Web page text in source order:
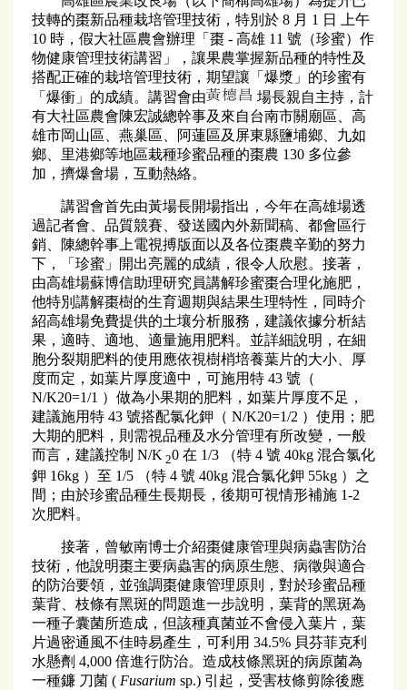
技轉的棗新品種栽培管理技術，特別於 8 月 1 日 上午
10 時，假大社區農會辦理「棗 - 高雄 11 號（珍蜜）作
物健康管理技術講習」，讓果農掌握新品種的特性及
搭配正確的栽培管理技術，期望讓「爆漿」的珍蜜有
「爆衝」的成績。講習會由
場長親自主持，計
有大社區農會陳宏誠總幹事及來自台南市關廟區、高
雄市岡山區、燕巢區、阿蓮區及屏東縣鹽埔鄉、九如
鄉、里港鄉等地區栽種珍蜜品種的棗農 130 多位參
加，擠爆會場，互動熱絡。
講習會首先由黃場長開場指出，今年在高雄場透
過記者會、品質競賽、發送國內外新聞稿、都會區行
銷、陳總幹事上電視搏版面以及各位棗農辛勤的努力
下，「珍蜜」開出亮麗的成績，很令人欣慰。接著，
由高雄場蘇博信助理研究員講解珍蜜棗合理化施肥，
他特別講解棗樹的生育週期與結果生理特性，同時介
紹高雄場免費提供的土壤分析服務，建議依據分析結
果，適時、適地、適量施用肥料。並詳細說明，在細
胞分裂期肥料的使用應依視樹梢培養葉片的大小、厚
度而定，如葉片厚度適中，可施用特 43 號（
N/K20=1/1 ）做為小果期的肥料，如葉片厚度不足，
建議施用特 43 號搭配氯化鉀（ N/K20=1/2 ）使用；肥
大期的肥料，則需視品種及水分管理有所改變，一般
而言，建議控制 N/K 20 在 1/3 （特 4 號 40kg 混合氯化
鉀 16kg ）至 1/5 （特 4 號 40kg 混合氯化鉀 55kg ）之
間；由於珍蜜品種生長期長，後期可視情形補施 1-2
次肥料。
接著，曾敏南博士介紹棗健康管理與病蟲害防治
技術，他說明棗主要病蟲害的病原生態、病徵與適合
的防治要領，並強調棗健康管理原則，對於珍蜜品種
葉背、枝條有黑斑的問題進一步說明，葉背的黑斑為
一種子囊菌所造成，但該種真菌並不會侵入葉片，葉
片過密通風不佳時易產生，可利用 34.5% 貝芬菲克利
水懸劑 4,000 倍進行防治。造成枝條黑斑的病原菌為
一種鐮 刀菌 ( Fusarium sp.) 引起，受害枝條剪除後應